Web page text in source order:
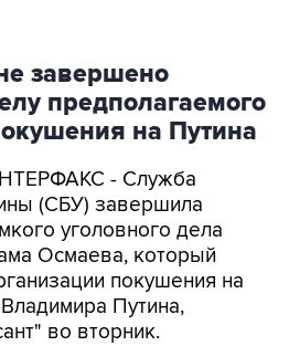
завершено
предполагаемого
на Путина
- Служба
(СБУ) завершила
уголовного дела
Осмаева, который
покушения на
Путина,
во вторник.